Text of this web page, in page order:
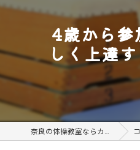
4歳から参
しく上達
奈良の体操教室ならカイト体操クラブ コラム